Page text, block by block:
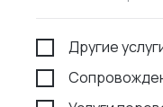
Другие